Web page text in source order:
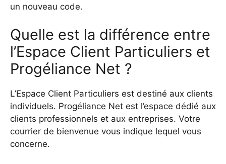
un nouveau code.
Quelle est la différence entre
l’Espace Client Particuliers et
Progéliance Net ?
L’Espace Client Particuliers est destiné aux clients
individuels. Progéliance Net est l’espace dédié aux
clients professionnels et aux entreprises. Votre
courrier de bienvenue vous indique lequel vous
concerne.